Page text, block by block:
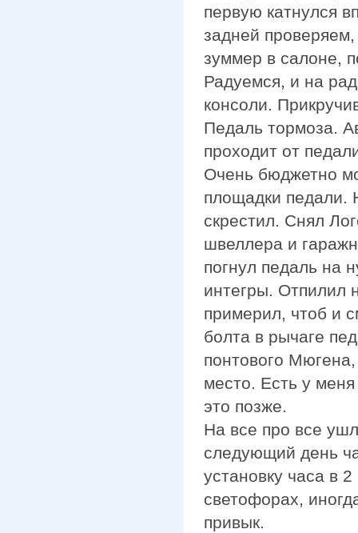
первую катнулся
задней
зуммер в салоне,
Радуемся, и на
консоли.
Педаль тормоза.
проходит от
Очень бюджетно
площадки педали.
скрестил. Снял
швеллера и
погнул педаль на
интегры. Отпилил
примерил, чтоб и
болта в рычаге
понтового
место. Есть у
это позже.
На все про все
следующий день
установку часа в
светофорах,
привык.